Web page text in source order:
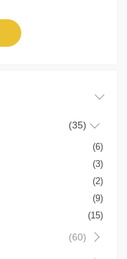
(35)
(6)
(3)
(2)
(9)
(15)
(60)